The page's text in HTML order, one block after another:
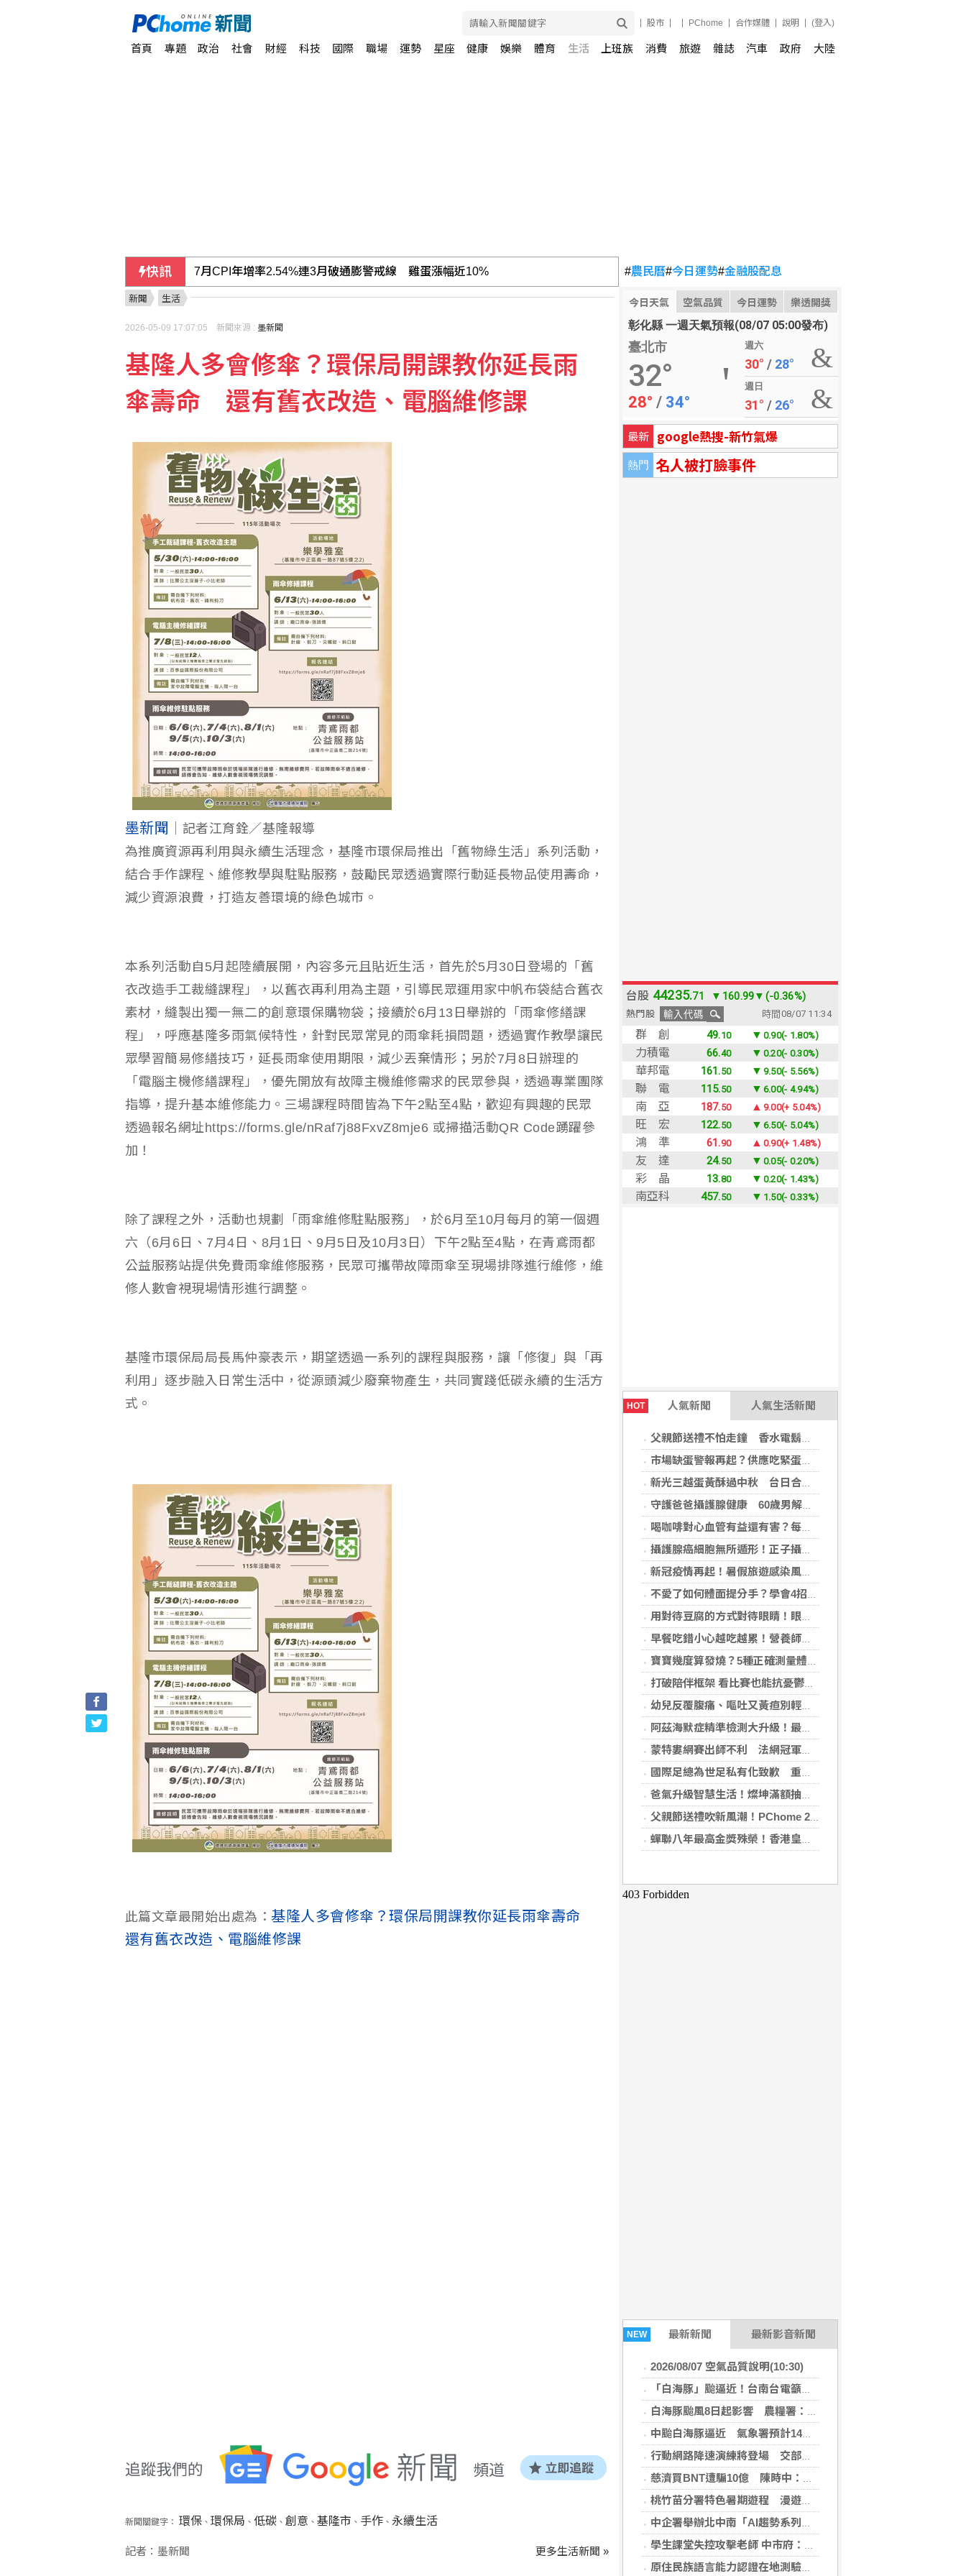
股市 PChome 合作媒體 說明 (登入)
首頁 專題 政治 社會 財經 科技 國際 職場 運勢 星座 健康 娛樂 體育 生活 上班族 消費 旅遊 雜誌 汽車 政府 大陸
快訊 7月CPI年增率2.54%連3月破通膨警戒線 雞蛋漲幅近10%
颱風白海豚侵襲日本沖繩3傷 各地實施交管
宇樹科技確定發行價 發行後市值約2911億元
#農民曆#今日運勢#金融股配息
今日天氣 空氣品質 今日運勢 樂透開獎
彰化縣 一週天氣預報(08/07 05:00發布)
臺北市
32°
28° / 34°
週六
30° / 28°
週日
31° / 26°
最新 google熱搜-新竹氣爆
熱門 名人被打臉事件
HOT 人氣新聞 人氣生活新聞
父親節送禮不怕走鐘 香水電鬍刀千年不敗
市場缺蛋警報再起？供應吃緊蛋價蠢蠢欲動
新光三越蛋黃酥過中秋 台日合作開發話題新品
守護爸爸攝護腺健康 60歲男解尿異常 靠PHI檢測及早揪出攝護腺癌
喝咖啡對心血管有益還有害？每日可以喝幾杯咖啡？美心臟協會一次解答
攝護腺癌細胞無所遁形！正子攝影掃描揪出攝護腺癌，精準定位助早期治療
新冠疫情再起！暑假旅遊感染風險增 專家教你這樣做好防護
不愛了如何體面提分手？學會4招重新看待分手：道歉、挽留都沒必要
用對待豆腐的方式對待眼睛！眼科醫揭「4件事」絕不可以對眼睛做
早餐吃錯小心越吃越累！營養師點名3大NG組合：根本「台式安眠藥」
寶寶幾度算發燒？5種正確測量體溫的方法：耳溫測量快、額溫快速便利
打破陪伴框架 看比賽也能抗憂鬱？日最新研究指出：觀看運動賽事 老年憂鬱症風險降低3成
幼兒反覆腹痛、嘔吐又黃疸別輕忽 當心罹患罕見先天性膽管囊腫
阿茲海默症精準檢測大升級！最新血液生物標記檢測，不再只能靠「猜」
蒙特婁網賽出師不利 法網冠軍茲韋列夫輸荷蘭對手
國際足總為世足私有化致歉 重申力挺主席英凡提諾
爸氣升級智慧生活！燦坤滿額抽折疊旗艦機、台灣大 3C 豪禮最低 0 元帶回家
父親節送禮吹新風潮！PChome 24h 購物揭男香 TOP5 與居家健身器材買氣翻倍
蟬聯八年最高金獎殊榮！香港皇玥推「五大亮點」中秋禮盒
NEW 最新新聞 最新影音新聞
2026/08/07 空氣品質說明(10:30)
「白海豚」颱逼近！台南台電籲落實防範災損
白海豚颱風8日起影響 農糧署：請農友注意安全、加強防範措施
中颱白海豚逼近 氣象署預計14：30發海警
行動網路降速演練將登場 交部呼籲旅客提早到站
慈濟買BNT遭騙10億 陳時中：他們是受害者
桃竹苗分署特色暑期遊程 漫遊在地風情深度體驗客庄與農村魅力
中企署舉辦北中南「AI趨勢系列論壇」 協助中小企業加速數位轉型
學生課堂失控攻擊老師 中市府：啟動輔導依規處理
原住民族語言能力認證在地測驗正式啟動 首創即測即評即發證
新聞 生活
2026-05-09 17:07:05 新聞來源 : 墨新聞
基隆人多會修傘？環保局開課教你延長雨
傘壽命 還有舊衣改造、電腦維修課
墨新聞 ｜記者江育銓／基隆報導
為推廣資源再利用與永續生活理念，基隆市環保局推出「舊物綠生活」系列活動，
結合手作課程、維修教學與駐點服務，鼓勵民眾透過實際行動延長物品使用壽命，
減少資源浪費，打造友善環境的綠色城市。
本系列活動自5月起陸續展開，內容多元且貼近生活，首先於5月30日登場的「舊
衣改造手工裁縫課程」，以舊衣再利用為主題，引導民眾運用家中帆布袋結合舊衣
素材，縫製出獨一無二的創意環保購物袋；接續於6月13日舉辦的「雨傘修繕課
程」，呼應基隆多雨氣候特性，針對民眾常見的雨傘耗損問題，透過實作教學讓民
眾學習簡易修繕技巧，延長雨傘使用期限，減少丟棄情形；另於7月8日辦理的
「電腦主機修繕課程」，優先開放有故障主機維修需求的民眾參與，透過專業團隊
指導，提升基本維修能力。三場課程時間皆為下午2點至4點，歡迎有興趣的民眾
透過報名網址https://forms.gle/nRaf7j88FxvZ8mje6 或掃描活動QR Code踴躍參
加！
除了課程之外，活動也規劃「雨傘維修駐點服務」，於6月至10月每月的第一個週
六（6月6日、7月4日、8月1日、9月5日及10月3日）下午2點至4點，在青鳶雨都
公益服務站提供免費雨傘維修服務，民眾可攜帶故障雨傘至現場排隊進行維修，維
修人數會視現場情形進行調整。
基隆市環保局局長馬仲豪表示，期望透過一系列的課程與服務，讓「修復」與「再
利用」逐步融入日常生活中，從源頭減少廢棄物產生，共同實踐低碳永續的生活方
式。
此篇文章最開始出處為： 基隆人多會修傘？環保局開課教你延長雨傘壽命
還有舊衣改造、電腦維修課
新聞關鍵字： 環保、 環保局 、 低碳、 創意 、 基隆市 、 手作、 永續生活
記者：墨新聞 更多生活新聞 »